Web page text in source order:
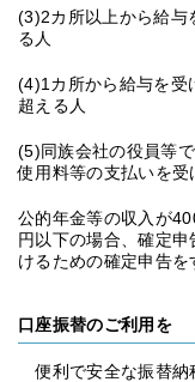
(3)2カ所以上から給与
る人
(4)1カ所から給与を受
超える人
(5)同族会社の役員等
使用料等の支払いを受
公的年金等の収入が
円以下の場合、確定
けるための確定申告を
口座振替のご利用を
便利で安全な振替納